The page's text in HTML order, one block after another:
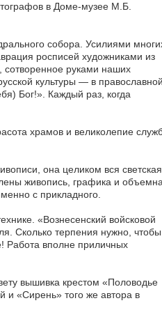
в Доме-музее М.Б.
собора. Усилиями
росписей художниками из
сотворенное руками наших
культуры — в православной
Бог!». Каждый раз, когда
храмов и великолепие
она целиком вся
живопись, графика и
с прикладного.
«Вознесенский войсковой
Сколько терпения нужно, чтобы
Работа вполне приличных
вышивка крестом «Половодье
и «Сирень» того же автора в